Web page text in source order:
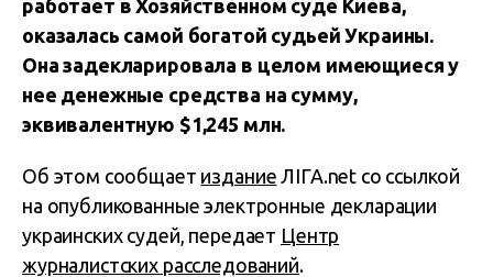
работает в Хозяйственном суде Киева,
оказалась самой богатой судьей Украины.
Она задекларировала в целом имеющиеся у
нее денежные средства на сумму,
эквивалентную $1,245 млн.
Об этом сообщает издание ЛІГА.net со ссылкой
на опубликованные электронные декларации
украинских судей, передает Центр
журналистских расследований.